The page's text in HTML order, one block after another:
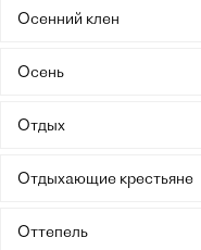
Осенний клен
Осень
Отдых
Отдыхающие крестьяне
Оттепель